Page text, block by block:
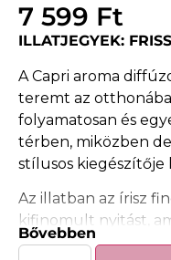
7 599 Ft
ILLATJEGYEK:
A Capri aroma
teremt az
folyamatosan és
térben, miközben
stílusos
Az illatban az írisz
kifinomult nyitást,
egzotikus
Bővebben